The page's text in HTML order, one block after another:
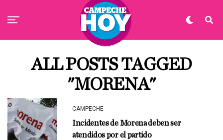
ALL POSTS TAGGED
"MORENA"
CAMPECHE
Incidentes de Morena deben ser
atendidos por el partido